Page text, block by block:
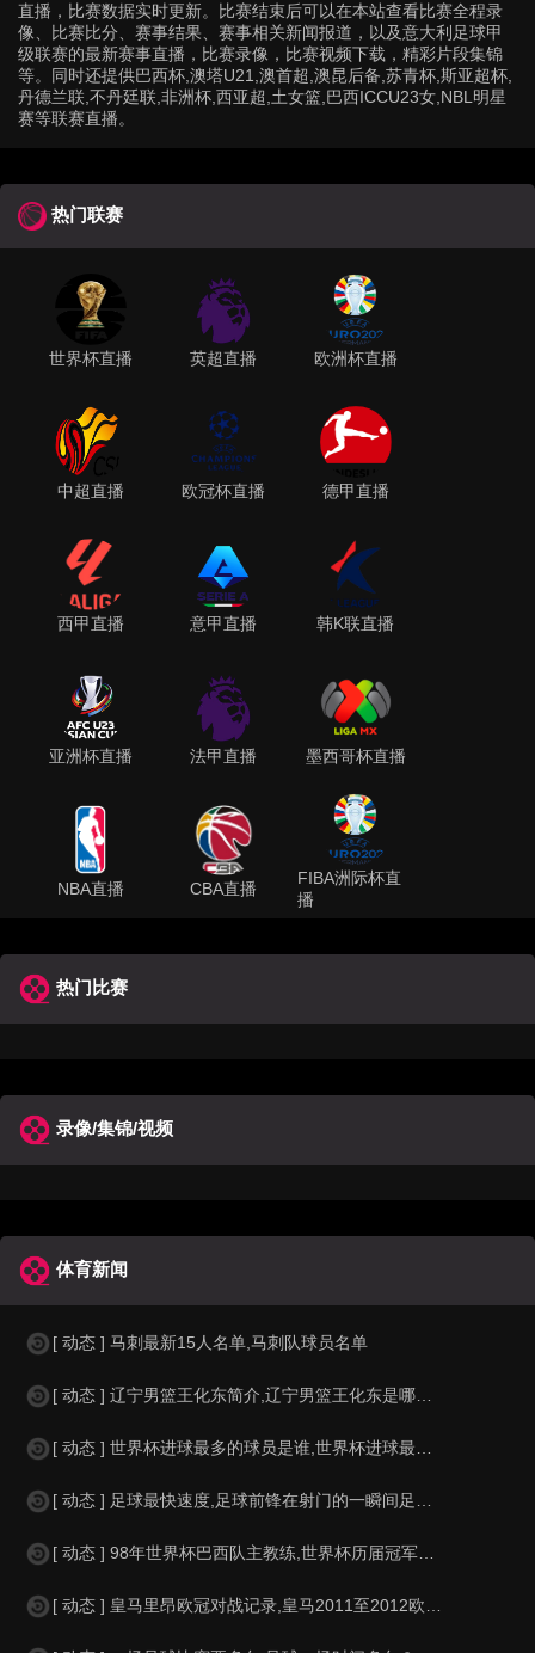
直播，比赛数据实时更新。比赛结束后可以在本站查看比赛全程录
像、比赛比分、赛事结果、赛事相关新闻报道，以及意大利足球甲
级联赛的最新赛事直播，比赛录像，比赛视频下载，精彩片段集锦
等。同时还提供巴西杯,澳塔U21,澳首超,澳昆后备,苏青杯,斯亚超杯,
丹德兰联,不丹廷联,非洲杯,西亚超,土女篮,巴西ICCU23女,NBL明星
赛等联赛直播。
热门联赛
世界杯直播 英超直播 欧洲杯直播
中超直播 欧冠杯直播 德甲直播
西甲直播 意甲直播 韩K联直播
亚洲杯直播 法甲直播 墨西哥杯直播
NBA直播 CBA直播
FIBA洲际杯直
播
热门比赛
录像/集锦/视频
体育新闻
[ 动态 ] 马刺最新15人名单,马刺队球员名单
[ 动态 ] 辽宁男篮王化东简介,辽宁男篮王化东是哪里人？
[ 动态 ] 世界杯进球最多的球员是谁,世界杯进球最多的球员是谁？
[ 动态 ] 足球最快速度,足球前锋在射门的一瞬间足球的速度有多快？？
[ 动态 ] 98年世界杯巴西队主教练,世界杯历届冠军球队教练
[ 动态 ] 皇马里昂欧冠对战记录,皇马2011至2012欧冠赛程&nbs